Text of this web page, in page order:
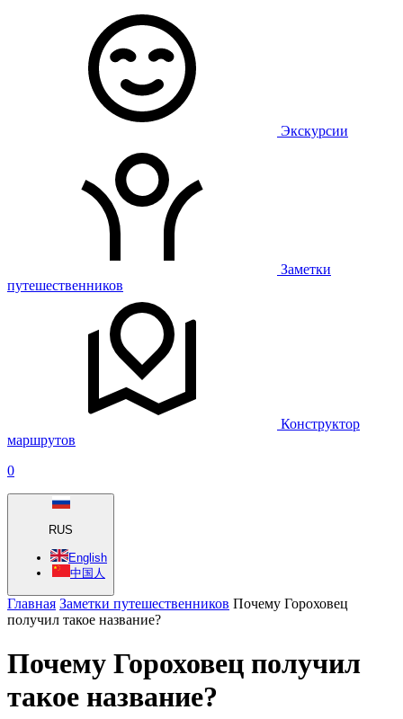
Экскурсии
Заметки
путешественников
Конструктор
маршрутов
0
RUS
English
中国人
Главная Заметки путешественников Почему Гороховец
получил такое название?
Почему Гороховец получил
такое название?